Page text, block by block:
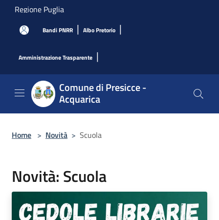
Salta al contenuto principale
Regione Puglia
Bandi PNRR | Albo Pretorio |
Amministrazione Trasparente |
Comune di Presicce -
Acquarica
Home > Novità > Scuola
Novità: Scuola